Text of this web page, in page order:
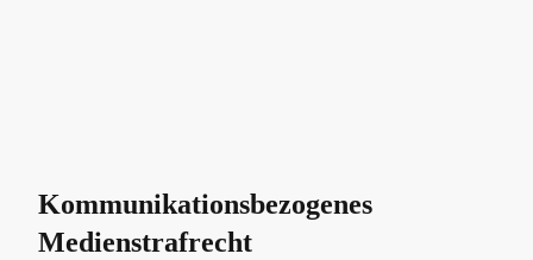
Kommunikationsbezogenes
Medienstrafrecht